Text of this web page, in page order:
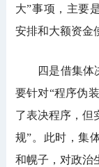
大”事项，主要
安排和大额资金
四是借集体决
要针对“程序伪
了表决程序，但
规”。此时，集
和幌子，对政治